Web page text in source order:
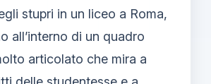
stupri in un liceo a Roma,
all’interno di un quadro
articolato che mira a